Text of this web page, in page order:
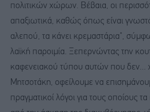
πολιτικών χώρων. Βέβαια, οι
απαξιωτικά, καθώς όπως είναι
αλεπού, τα κάνει κρεμαστάρια",
λαϊκή παροιμία. Ξεπερνώντας την
καφενειακού τύπου αυτών που δεν...
Μητσοτάκη, οφείλουμε να
πραγματικοί λόγοι για τους οποίους